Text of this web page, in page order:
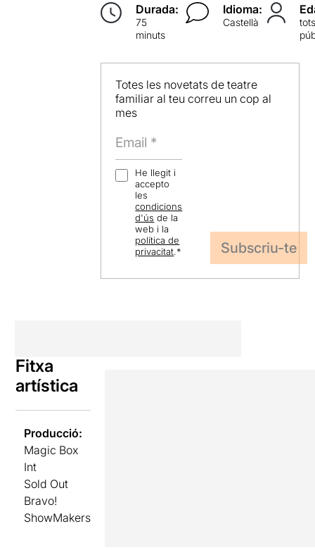
Durada:
75
minuts
Idioma:
Castellà
Totes les novetats de teatre
familiar al teu correu un cop al
mes
He llegit i
accepto
les
condicions
d'ús de la
web i la
política de
privacitat.*
Fitxa
artística
Producció:
Magic Box
Int
Sold Out
Bravo!
ShowMakers